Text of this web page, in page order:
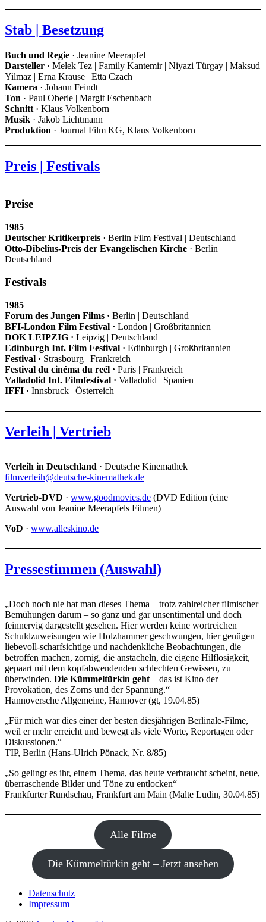
Stab | Besetzung
Buch und Regie · Jeanine Meerapfel
Darsteller · Melek Tez | Family Kantemir | Niyazi Türgay | Maksud
Yilmaz | Erna Krause | Etta Czach
Kamera · Johann Feindt
Ton · Paul Oberle | Margit Eschenbach
Schnitt · Klaus Volkenborn
Musik · Jakob Lichtmann
Produktion · Journal Film KG, Klaus Volkenborn
Preis | Festivals
Preise
1985
Deutscher Kritikerpreis · Berlin Film Festival | Deutschland
Otto-Dibelius-Preis der Evangelischen Kirche · Berlin |
Deutschland
Festivals
1985
Forum des Jungen Films · Berlin | Deutschland
BFI-London Film Festival · London | Großbritannien
DOK LEIPZIG · Leipzig | Deutschland
Edinburgh Int. Film Festival · Edinburgh | Großbritannien
Festival · Strasbourg | Frankreich
Festival du cinéma du reél · Paris | Frankreich
Valladolid Int. Filmfestival · Valladolid | Spanien
IFFI · Innsbruck | Österreich
Verleih | Vertrieb
Verleih in Deutschland · Deutsche Kinemathek
filmverleih@deutsche-kinemathek.de
Vertrieb-DVD · www.goodmovies.de (DVD Edition (eine
Auswahl von Jeanine Meerapfels Filmen)
VoD · www.alleskino.de
Pressestimmen (Auswahl)
„Doch noch nie hat man dieses Thema – trotz zahlreicher filmischer
Bemühungen darum – so ganz und gar unsentimental und doch
feinnervig dargestellt gesehen. Hier werden keine wortreichen
Schuldzuweisungen wie Holzhammer geschwungen, hier genügen
liebevoll-scharfsichtige und nachdenkliche Beobachtungen, die
betroffen machen, zornig, die anstacheln, die eigene Hilflosigkeit,
gepaart mit dem kopfabwendenden schlechten Gewissen, zu
überwinden. Die Kümmeltürkin geht – das ist Kino der
Provokation, des Zorns und der Spannung.“
Hannoversche Allgemeine, Hannover (gt, 19.04.85)
„Für mich war dies einer der besten diesjährigen Berlinale-Filme,
weil er mehr erreicht und bewegt als viele Worte, Reportagen oder
Diskussionen.“
TIP, Berlin (Hans-Ulrich Pönack, Nr. 8/85)
„So gelingt es ihr, einem Thema, das heute verbraucht scheint, neue,
überraschende Bilder und Töne zu entlocken“
Frankfurter Rundschau, Frankfurt am Main (Malte Ludin, 30.04.85)
Alle Filme
Die Kümmeltürkin geht – Jetzt ansehen
Datenschutz
Impressum